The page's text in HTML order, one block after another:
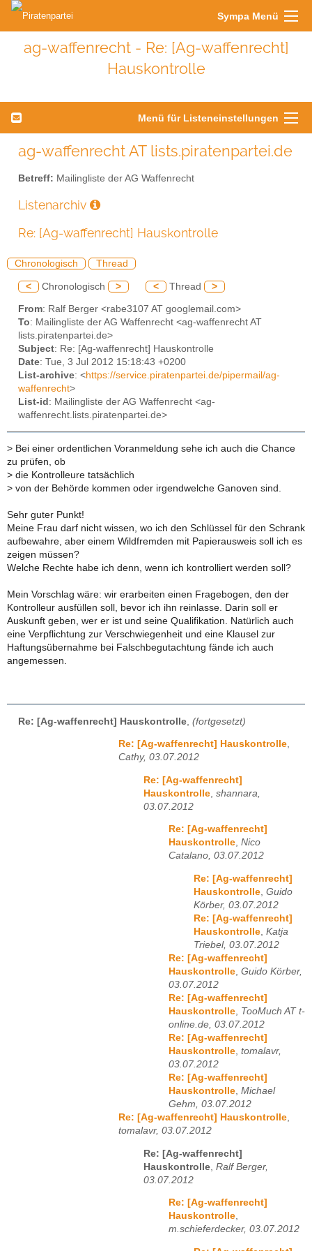
Sympa Menü
ag-waffenrecht - Re: [Ag-waffenrecht]
Hauskontrolle
Menü für Listeneinstellungen
ag-waffenrecht AT lists.piratenpartei.de
Betreff: Mailingliste der AG Waffenrecht
Listenarchiv
Re: [Ag-waffenrecht] Hauskontrolle
Chronologisch Thread
< Chronologisch > < Thread >
From: Ralf Berger <rabe3107 AT googlemail.com>
To: Mailingliste der AG Waffenrecht <ag-waffenrecht AT
lists.piratenpartei.de>
Subject: Re: [Ag-waffenrecht] Hauskontrolle
Date: Tue, 3 Jul 2012 15:18:43 +0200
List-archive: <https://service.piratenpartei.de/pipermail/ag-
waffenrecht>
List-id : Mailingliste der AG Waffenrecht <ag-
waffenrecht.lists.piratenpartei.de>
> Bei einer ordentlichen Voranmeldung sehe ich auch die Chance
zu prüfen, ob
> die Kontrolleure tatsächlich
> von der Behörde kommen oder irgendwelche Ganoven sind.
Sehr guter Punkt!
Meine Frau darf nicht wissen, wo ich den Schlüssel für den Schrank
aufbewahre, aber einem Wildfremden mit Papierausweis soll ich es
zeigen müssen?
Welche Rechte habe ich denn, wenn ich kontrolliert werden soll?
Mein Vorschlag wäre: wir erarbeiten einen Fragebogen, den der
Kontrolleur ausfüllen soll, bevor ich ihn reinlasse. Darin soll er
Auskunft geben, wer er ist und seine Qualifikation. Natürlich auch
eine Verpflichtung zur Verschwiegenheit und eine Klausel zur
Haftungsübernahme bei Falschbegutachtung fände ich auch
angemessen.
Re: [Ag-waffenrecht] Hauskontrolle (fortgesetzt)
Re: [Ag-waffenrecht] Hauskontrolle,
Cathy, 03.07.2012
Re: [Ag-waffenrecht]
Hauskontrolle shannara,
03.07.2012
Re: [Ag-waffenrecht]
Hauskontrolle, Nico
Catalano, 03.07.2012
Re: [Ag-waffenrecht]
Hauskontrolle Guido
Körber, 03.07.2012
Re: [Ag-waffenrecht]
Hauskontrolle Katja
Triebel, 03.07.2012
Re: [Ag-waffenrecht]
Hauskontrolle Guido Körber,
03.07.2012
Re: [Ag-waffenrecht]
Hauskontrolle TooMuch AT t-
online.de, 03.07.2012
Re: [Ag-waffenrecht]
Hauskontrolle tomalavr,
03.07.2012
Re: [Ag-waffenrecht]
Hauskontrolle Michael
Gehm, 03.07.2012
Re: [Ag-waffenrecht] Hauskontrolle
tomalavr, 03.07.2012
Re: [Ag-waffenrecht]
Hauskontrolle Ralf Berger,
03.07.2012
Re: [Ag-waffenrecht]
Hauskontrolle,
m.schieferdecker, 03.07.2012